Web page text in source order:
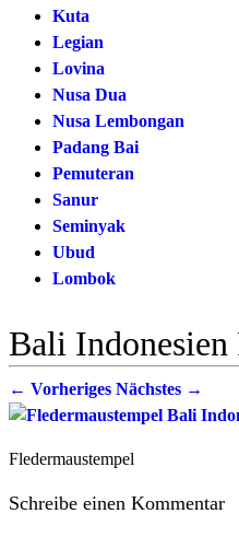
Kuta
Legian
Lovina
Nusa Dua
Nusa Lembongan
Padang Bai
Pemuteran
Sanur
Seminyak
Ubud
Lombok
Bali Indonesien
← Vorheriges Nächstes →
Fledermaustempel
Schreibe einen Kommentar